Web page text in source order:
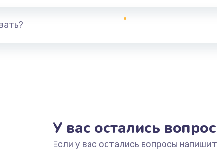
У вас остались
Если у вас остались вопросы